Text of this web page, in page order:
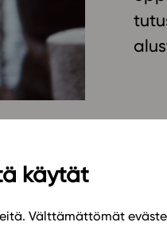
käytät
Välttämättömät
Eettiset
tekoälyn